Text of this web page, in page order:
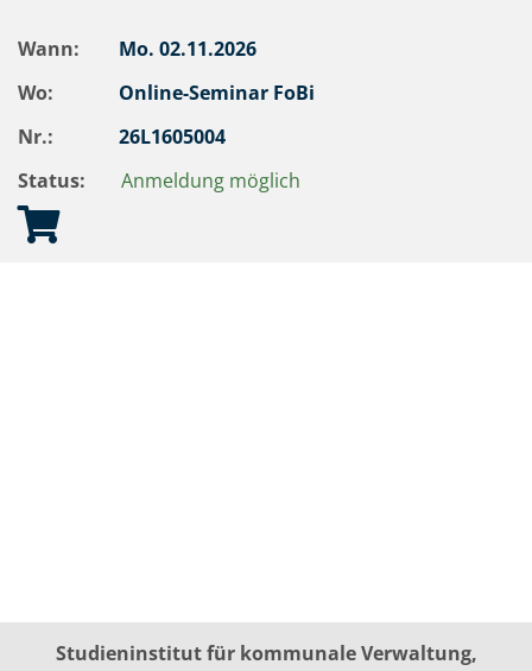
Wann: Mo. 02.11.2026
Wo:
Online-Seminar FoBi
Nr.:
26L1605004
Status:
Anmeldung möglich
Studieninstitut für kommunale Verwaltung,